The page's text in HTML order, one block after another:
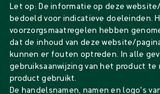
Let op: De informatie op deze
bedoeld voor indicatieve doeleinden.
voorzorgsmaatregelen hebben
dat de inhoud van deze website/
kunnen er fouten optreden. In alle
gebruiksaanwijzing van het product
product gebruikt.
De handelsnamen, namen en logo's